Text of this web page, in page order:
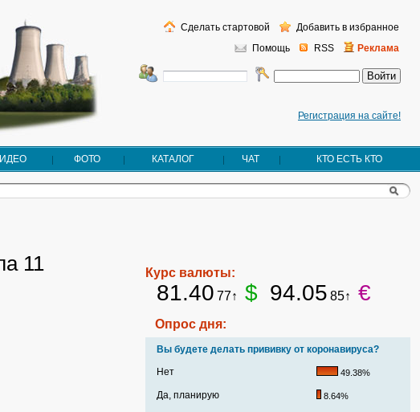
Регистрация на сайте!
Помощь RSS Реклама
Сделать стартовой Добавить в избранное
ФОТО КАТАЛОГ ЧАТ КТО ЕСТЬ КТО
11
Курс валюты:
81.40 77↑ $ 94.05 85↑ €
Опрос дня:
Вы будете делать прививку от коронавируса?
Нет
49.38%
Да, планирую 8.64%